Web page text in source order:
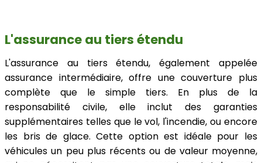
L'assurance au tiers étendu
L'assurance au tiers étendu, également appelée
assurance intermédiaire, offre une couverture plus
complète que le simple tiers. En plus de la
responsabilité civile, elle inclut des garanties
supplémentaires telles que le vol, l'incendie, ou encore
les bris de glace. Cette option est idéale pour les
véhicules un peu plus récents ou de valeur moyenne,